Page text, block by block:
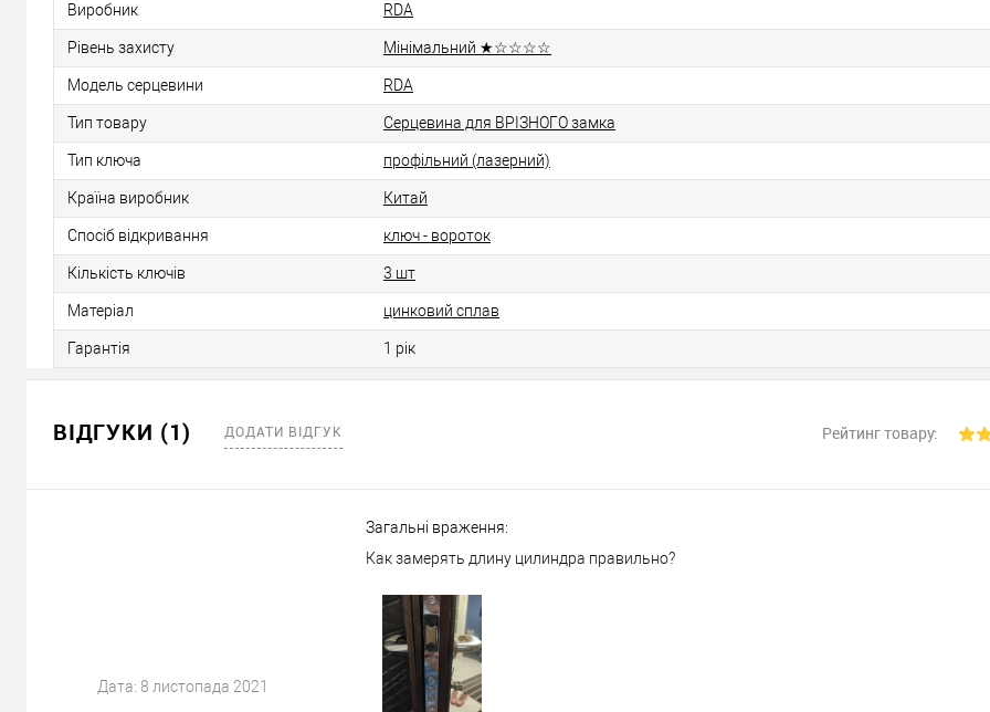
Виробник RDA
Рівень захисту Мінімальний ★☆☆☆☆
Модель серцевини RDA
Тип товару Серцевина для ВРІЗНОГО замка
Тип ключа профільний (лазерний)
Країна виробник Китай
Спосіб відкривання ключ - вороток
Кількість ключів 3 шт
Матеріал цинковий сплав
Гарантія 1 рік
ВІДГУКИ (1) ДОДАТИ ВІДГУК Рейтинг товару:
Дата: 8 листопада 2021
Загальні враження:
Как замерять длину цилиндра правильно?